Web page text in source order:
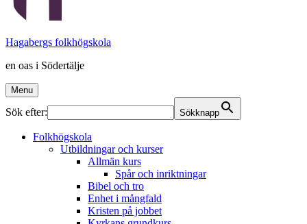
Hagabergs folkhögskola
en oas i Södertälje
Menu
Sök efter: Sökknapp
Folkhögskola
Utbildningar och kurser
Allmän kurs
Spår och inriktningar
Bibel och tro
Enhet i mångfald
Kristen på jobbet